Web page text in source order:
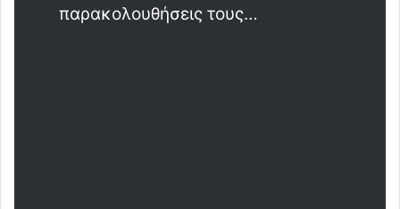
παρακολουθήσεις τους…